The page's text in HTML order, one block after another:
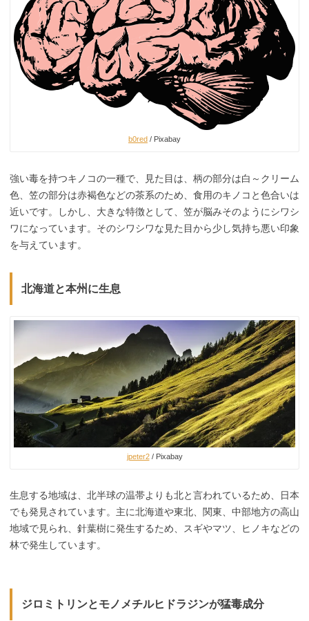
b0red / Pixabay
強い毒を持つキノコの一種で、見た目は、柄の部分は白～クリーム
色、笠の部分は赤褐色などの茶系のため、食用のキノコと色合いは
近いです。しかし、大きな特徴として、笠が脳みそのようにシワシ
ワになっています。そのシワシワな見た目から少し気持ち悪い印象
を与えています。
北海道と本州に生息
jpeter2/ Pixabay
生息する地域は、北半球の温帯よりも北と言われているため、日本
でも発見されています。主に北海道や東北、関東、中部地方の高山
地域で見られ、針葉樹に発生するため、スギやマツ、ヒノキなどの
林で発生しています。
ジロミトリンとモノメチルヒドラジンが猛毒成分